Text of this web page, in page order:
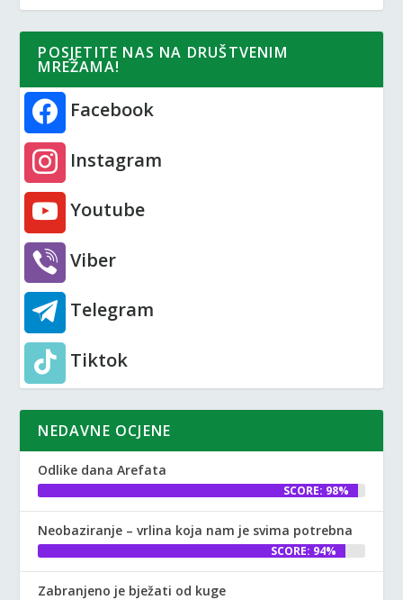
POSJETITE NAS NA DRUŠTVENIM
MREŽAMA!
Facebook
Instagram
Youtube
Viber
Telegram
Tiktok
NEDAVNE OCJENE
Odlike dana Arefata
SCORE: 98%
Neobaziranje – vrlina koja nam je svima potrebna
SCORE: 94%
Zabranjeno je bježati od kuge